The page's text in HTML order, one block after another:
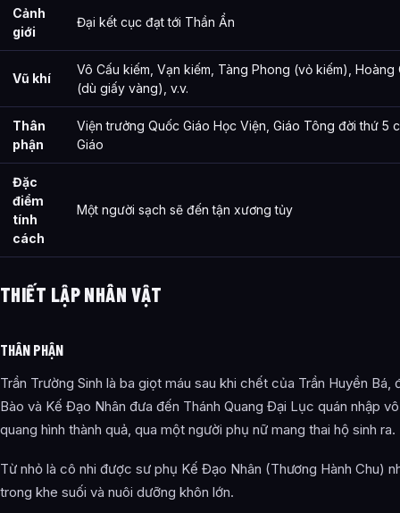
Cảnh
giới
Đại kết cục đạt tới Thần Ẩn
Vũ khí
Vô Cấu kiếm, Vạn kiếm, Tàng Phong (vỏ kiếm), Hoàng
(dù giấy vàng), v.v.
Thân
phận
Viện trưởng Quốc Giáo Học Viện, Giáo Tông đời thứ 5
Giáo
Đặc
điểm
tính
cách
Một người sạch sẽ đến tận xương tủy
THIẾT LẬP NHÂN VẬT
THÂN PHẬN
Trần Trường Sinh là ba giọt máu sau khi chết của Trần Huyền Bá,
Bào và Kế Đạo Nhân đưa đến Thánh Quang Đại Lục quán nhập
quang hình thành quả, qua một người phụ nữ mang thai hộ sinh ra.
Từ nhỏ là cô nhi được sư phụ Kế Đạo Nhân (Thương Hành Chu)
trong khe suối và nuôi dưỡng khôn lớn.